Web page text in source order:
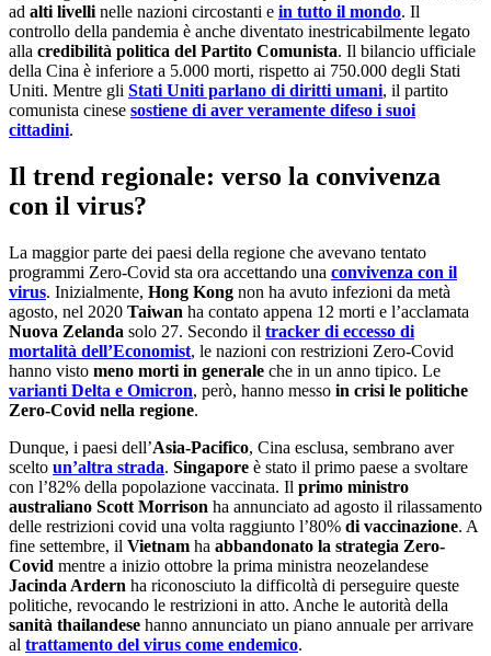
ad alti livellinelle nazioni circostanti e in tutto il mondo. Il
controllo della pandemia è anche diventato inestricabilmente legato
alla credibilità politica del Partito Comunista. Il bilancio ufficiale
della Cina è inferiore a 5.000 morti, rispetto ai 750.000 degli Stati
Uniti. Mentre gli Stati Uniti parlano di diritti umani, il partito
comunista cinese sostiene di aver veramente difeso i suoi
cittadini.
Il trend regionale: verso la convivenza
con il virus?
La maggior parte dei paesi della regione che avevano tentato
programmi Zero-Covid sta ora accettando una convivenza con il
virus. Inizialmente, Hong Kong non ha avuto infezioni da metà
agosto, nel 2020 Taiwan ha contato appena 12 morti e l’acclamata
Nuova Zelanda solo 27. Secondo il tracker di eccesso di
mortalità dell’Economist, le nazioni con restrizioni Zero-Covid
hanno visto meno morti in generale che in un anno tipico. Le
varianti Delta e Omicron, però, hanno messo in crisi le politiche
Zero-Covid nella regione.
Dunque, i paesi dell’Asia-Pacifico, Cina esclusa, sembrano aver
scelto un’altra strada. Singapore è stato il primo paese a svoltare
con l’82% della popolazione vaccinata. Il primo ministro
australiano Scott Morrison ha annunciato ad agosto il rilassamento
delle restrizioni covid una volta raggiunto l’80% di vaccinazione. A
fine settembre, il Vietnam ha abbandonato la strategia Zero-
Covid mentre a inizio ottobre la prima ministra neozelandese
Jacinda Ardern ha riconosciuto la difficoltà di perseguire queste
politiche, revocando le restrizioni in atto. Anche le autorità della
sanità thailandese hanno annunciato un piano annuale per arrivare
al trattamento del virus come endemico.